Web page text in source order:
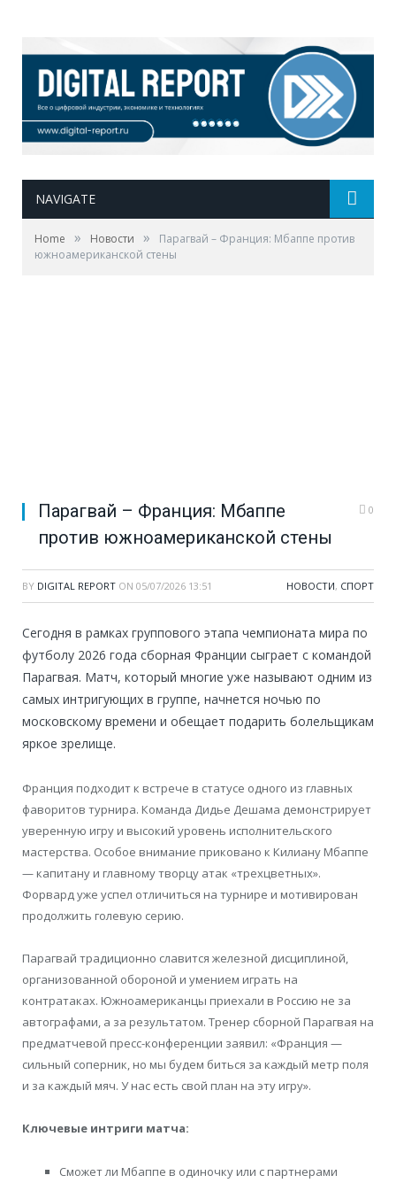
NAVIGATE
Home » Новости »
Парагвай – Франция: Мбаппе против
южноамериканской стены
Парагвай – Франция: Мбаппе
против южноамериканской стены
0
BY DIGITAL REPORT ON 05/07/2026 13:51 НОВОСТИ, СПОРТ
Сегодня в рамках группового этапа чемпионата мира по
футболу 2026 года сборная Франции сыграет с командой
Парагвая. Матч, который многие уже называют одним из
самых интригующих в группе, начнется ночью по
московскому времени и обещает подарить болельщикам
яркое зрелище.
Франция подходит к встрече в статусе одного из главных
фаворитов турнира. Команда Дидье Дешама демонстрирует
уверенную игру и высокий уровень исполнительского
мастерства. Особое внимание приковано к Килиану Мбаппе
— капитану и главному творцу атак «трехцветных».
Форвард уже успел отличиться на турнире и мотивирован
продолжить голевую серию.
Парагвай традиционно славится железной дисциплиной,
организованной обороной и умением играть на
контратаках. Южноамериканцы приехали в Россию не за
автографами, а за результатом. Тренер сборной Парагвая на
предматчевой пресс-конференции заявил: «Франция —
сильный соперник, но мы будем биться за каждый метр поля
и за каждый мяч. У нас есть свой план на эту игру».
Ключевые интриги матча:
Сможет ли Мбаппе в одиночку или с партнерами